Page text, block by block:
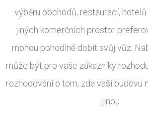
výběru obchodů, restaurací,
jiných komerčních prostor
mohou pohodlně dobít svůj vůz.
může být pro vaše zákazníky
rozhodování o tom, zda vaši budovu
jinou.